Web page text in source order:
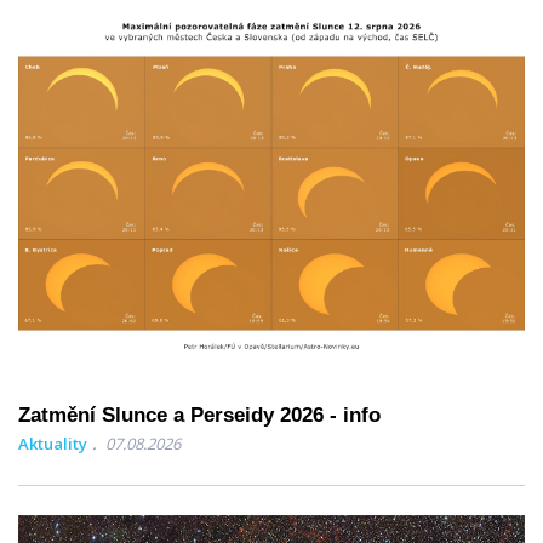
Zatmění Slunce a Perseidy 2026 - info
Aktuality 07.08.2026